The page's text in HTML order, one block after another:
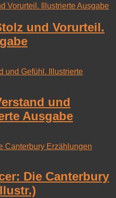
und Vorurteil.
und
Ausgabe
Die Canterbury